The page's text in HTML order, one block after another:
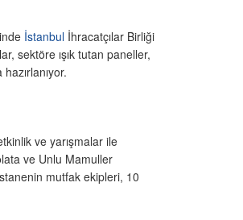
İstanbul İhracatçılar Birliği
sektöre ışık tutan paneller,
ve yarışmalar ile
ve Unlu Mamuller
mutfak ekipleri, 10